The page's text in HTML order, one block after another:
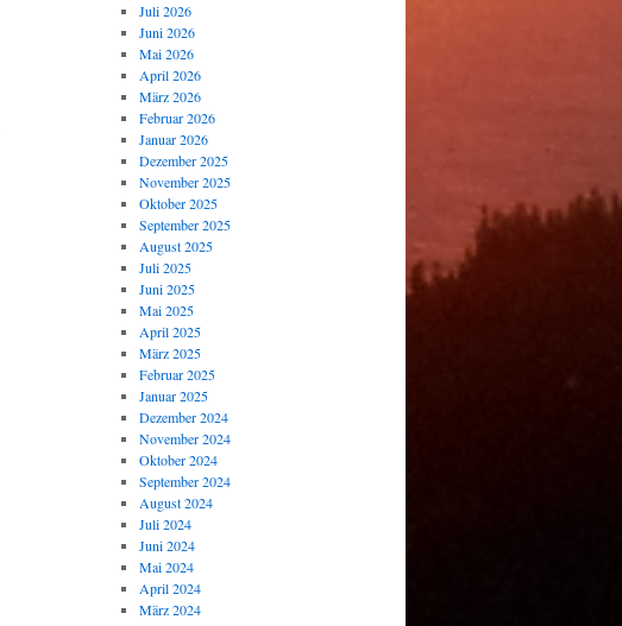
Juli 2026
Juni 2026
Mai 2026
April 2026
März 2026
Februar 2026
Januar 2026
Dezember 2025
November 2025
Oktober 2025
September 2025
August 2025
Juli 2025
Juni 2025
Mai 2025
April 2025
März 2025
Februar 2025
Januar 2025
Dezember 2024
November 2024
Oktober 2024
September 2024
August 2024
Juli 2024
Juni 2024
Mai 2024
April 2024
März 2024